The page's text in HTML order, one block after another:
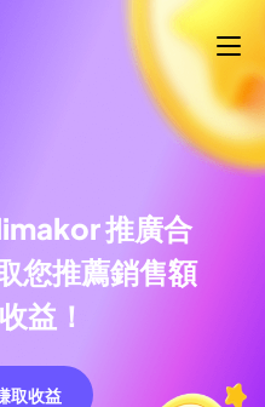
推廣合
您推薦銷售額
收益！
取收益